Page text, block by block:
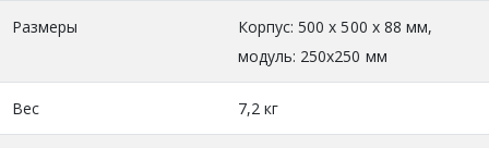
Размеры
Корпус: 500 х 500 х 88 мм,
модуль: 250x250 мм
Вес 7,2 кг